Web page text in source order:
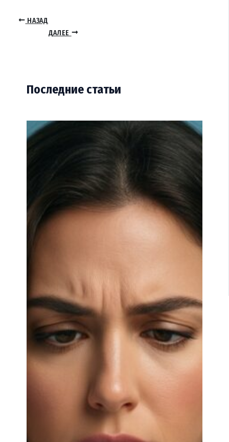
НАЗАД
ДАЛЕЕ
Последние статьи